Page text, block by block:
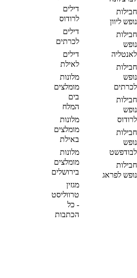
חבילות
נופש ליוון
חבילות
נופש
לאנטליה
חבילות
נופש
לכרתים
חבילות
נופש
לרודוס
חבילות
נופש
לבודפשט
חבילות
נופש לפראג
דילים
לרודוס
דילים
לכרתים
דילים
לאילת
מלונות
מומלצים
בים
המלח
מלונות
מומלצים
באילת
מלונות
מומלצים
בירושלים
מגזין
טרווליסט
- כל
הכתבות